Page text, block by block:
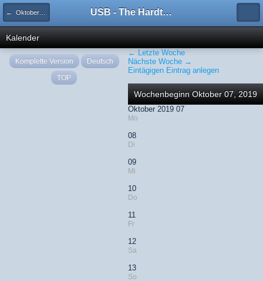
← Oktober 2019 USB - The Hardtechno Family
Kalender
← Letzte Woche
Nächste Woche →
Eintägigen Eintrag anlegen
Wochenbeginn Oktober 07, 2019
Oktober 2019 07
Mo
08
Di
09
Mi
10
Do
11
Fr
12
Sa
13
So
Komplette Version
Deutsch
TOP